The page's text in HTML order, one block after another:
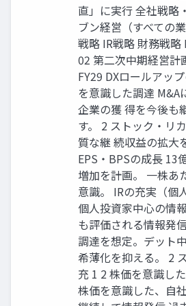
直」に実行 全社戦略
ブン経営（すべての
戦略 IR戦略 財務戦略
02 第二次中期経営計
FY29 DXロールアッ
を意識した調達 M&A
企業の獲 得を今後も
す。 2 ストック・リ
質な継 続収益の拡大
EPS・BPSの成長 13
増加を計画。 一株あ
意識。 IRの充実（個
個人投資家中心の情
も評価される情報発
調達を想定。デット
希薄化を抑える。 2
充 1 2 株価を意識し
株価を意識した、自